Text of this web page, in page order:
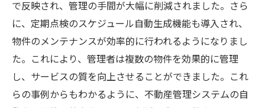
で反映され、管理の手間が大幅に削減されました。さら
に、定期点検のスケジュール自動生成機能も導入され、
物件のメンテナンスが効率的に行われるようになりまし
た。これにより、管理者は複数の物件を効果的に管理
し、サービスの質を向上させることができました。これ
らの事例からもわかるように、不動産管理システムの自